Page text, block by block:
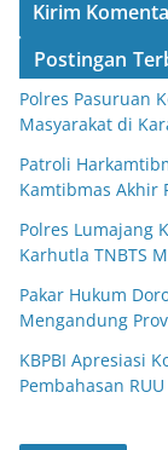
Postingan
Polres Pasuruan
Masyarakat di
Patroli
Kamtibmas Akhir
Polres Lumajang
Karhutla TNBTS
Pakar Hukum
Mengandung
KBPBI Apresiasi
Pembahasan